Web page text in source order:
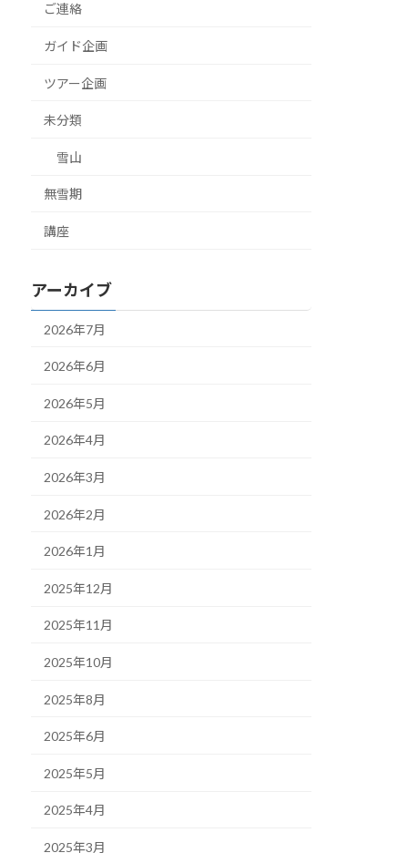
ご連絡
ガイド企画
ツアー企画
未分類
雪山
無雪期
講座
アーカイブ
2026年7月
2026年6月
2026年5月
2026年4月
2026年3月
2026年2月
2026年1月
2025年12月
2025年11月
2025年10月
2025年8月
2025年6月
2025年5月
2025年4月
2025年3月